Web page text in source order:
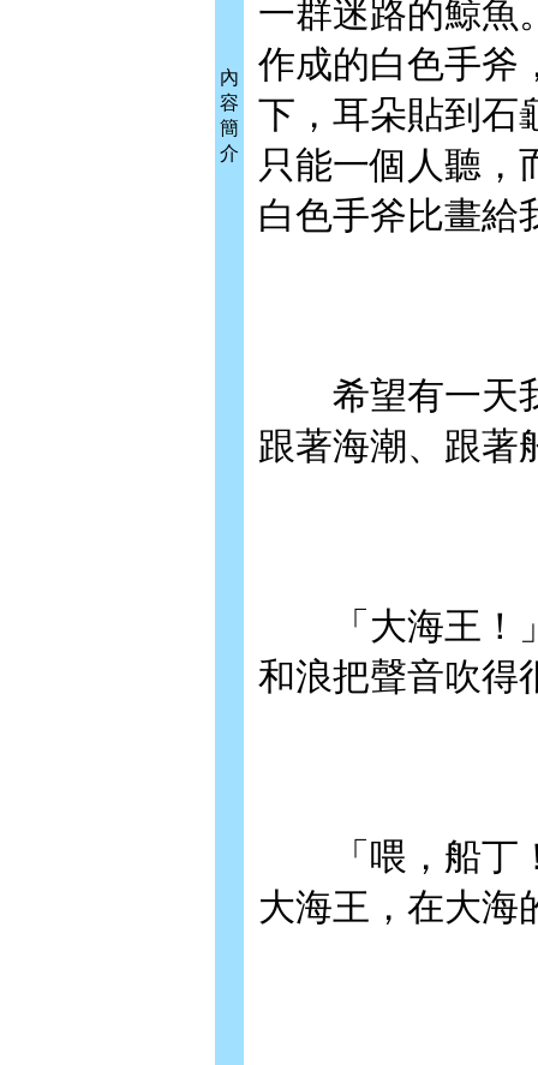
內
容
簡
介
一群迷路的鯨魚
作成的白色手斧
下，耳朵貼到石
只能一個人聽，
白色手斧比畫給
希望有一天我
跟著海潮、跟
「大海王！」
和浪把聲音吹得
「喂，船丁！
大海王，在大海